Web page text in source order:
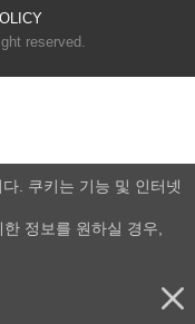
reserved.
. 쿠키는 기능 및 인터넷
정보를 원하실 경우,